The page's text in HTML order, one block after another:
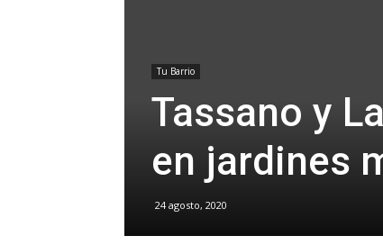
Tu Barrio
Tassano y
en jardines
24 agosto, 2020